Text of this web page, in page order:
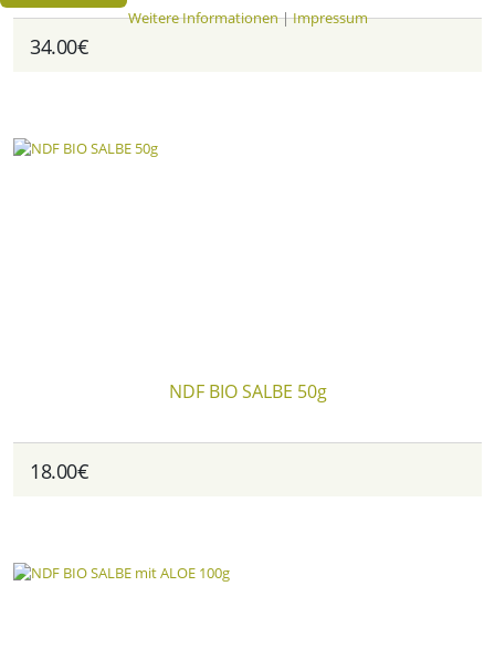
34.00€
NDF BIO SALBE 50g
18.00€
Weitere Informationen|Impressum